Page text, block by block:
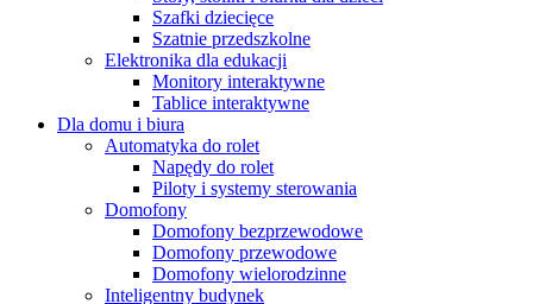
Szafki dziecięce
Szatnie przedszkolne
Elektronika dla edukacji
Monitory interaktywne
Tablice interaktywne
Dla domu i biura
Automatyka do rolet
Napędy do rolet
Piloty i systemy sterowania
Domofony
Domofony bezprzewodowe
Domofony przewodowe
Domofony wielorodzinne
Inteligentny budynek